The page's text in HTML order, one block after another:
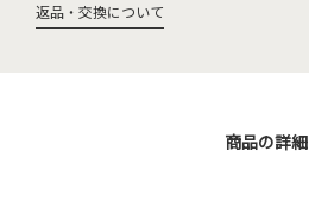
返品・交換について
商品の詳細